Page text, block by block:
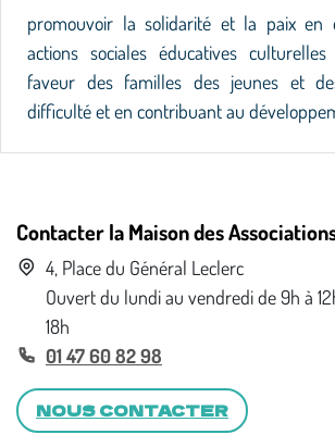
promouvoir la solidarité et la paix en
actions sociales éducatives
faveur des familles des jeunes et
difficulté et en contribuant au
Contacter la Maison des
4, Place du Général Leclerc
Ouvert du lundi au vendredi de 9h à
18h
01 47 60 82 98
NOUS CONTACTER